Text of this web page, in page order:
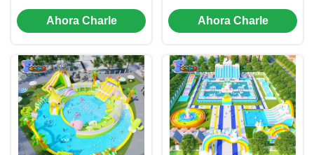
atracciones y zonas de
juego al aire libre
Ahora Charle
castillo de saltos
comerciales, el patio de
tiradores.
Ahora Charle